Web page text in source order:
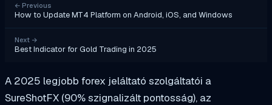
← Previous
How to Update MT4 Platform on Android, iOS, and Windows
Next →
Best Indicator for Gold Trading in 2025
A 2025 legjobb forex jeláltató szolgáltatói a
SureShotFX (90% szignalizált pontosság), az